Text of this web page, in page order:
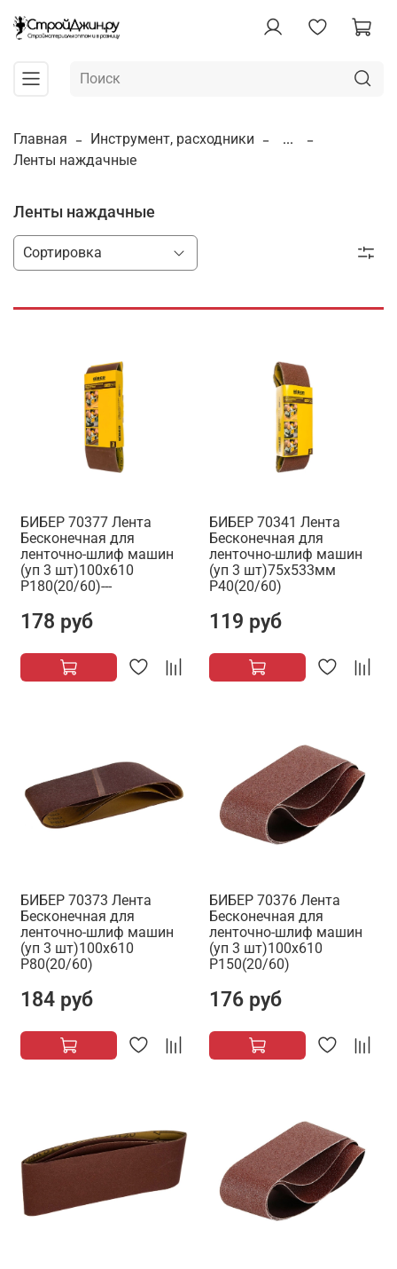
Главная Инструмент, расходники
...
Ленты наждачные
Ленты наждачные
БИБЕР 70377 Лента
Бесконечная для
ленточно-шлиф машин
(уп 3 шт)100х610
Р180(20/60)---
178 руб
БИБЕР 70341 Лента
Бесконечная для
ленточно-шлиф машин
(уп 3 шт)75х533мм
Р40(20/60)
119 руб
БИБЕР 70373 Лента
Бесконечная для
ленточно-шлиф машин
(уп 3 шт)100х610
Р80(20/60)
184 руб
БИБЕР 70376 Лента
Бесконечная для
ленточно-шлиф машин
(уп 3 шт)100х610
Р150(20/60)
176 руб